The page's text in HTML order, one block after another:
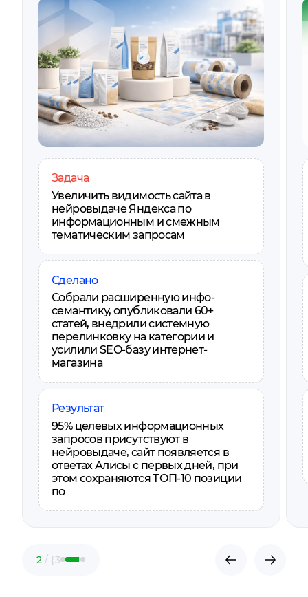
Задача
Увеличить видимость сайта в
нейровыдаче Яндекса по
информационным и смежным
тематическим запросам
Сделано
Собрали расширенную инфо-
семантику, опубликовали 60+
статей, внедрили системную
перелинковку на категории и
усилили SEO-базу интернет-
магазина
Результат
95% целевых информационных
запросов присутствуют в
нейровыдаче, сайт появляется в
ответах Алисы с первых дней, при
этом сохраняются ТОП-10 позиции
по
2/ {3